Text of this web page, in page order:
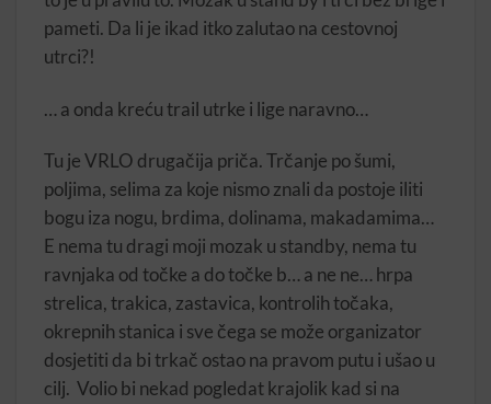
pameti. Da li je ikad itko zalutao na cestovnoj
utrci?!
… a onda kreću trail utrke i lige naravno…
Tu je VRLO drugačija priča. Trčanje po šumi,
poljima, selima za koje nismo znali da postoje iliti
bogu iza nogu, brdima, dolinama, makadamima…
E nema tu dragi moji mozak u standby, nema tu
ravnjaka od točke a do točke b… a ne ne… hrpa
strelica, trakica, zastavica, kontrolih točaka,
okrepnih stanica i sve čega se može organizator
dosjetiti da bi trkač ostao na pravom putu i ušao u
cilj. Volio bi nekad pogledat krajolik kad si na